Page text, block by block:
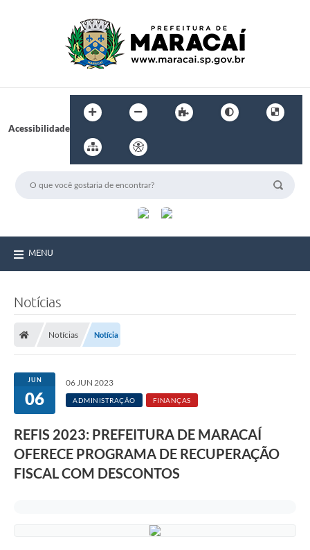
Acessibilidade
MENU
Notícias
Notícias Notícia
JUN
06
06 JUN 2023
ADMINISTRAÇÃO FINANÇAS
REFIS 2023: PREFEITURA DE MARACAÍ
OFERECE PROGRAMA DE RECUPERAÇÃO
FISCAL COM DESCONTOS